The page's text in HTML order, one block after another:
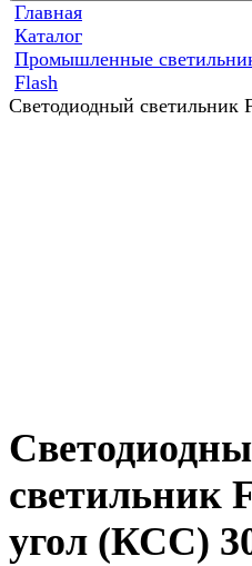
Главная
Каталог
Промышленные
Flash
Светодиодный светильник
светильник
угол (КСС)